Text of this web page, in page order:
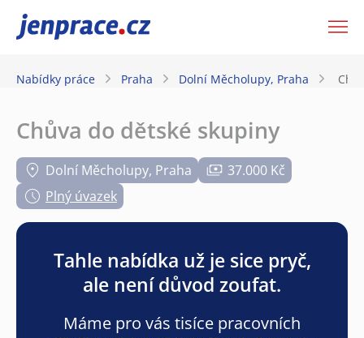
JenPráce.cz
Nabídky práce Praha Dolní Měcholupy, Praha
Chůva do dětské skupiny
Dolní Měcholupy, Praha
37.000 Kč
Plný úvazek
Tahle nabídka už je sice pryč,
ale není důvod zoufat.
Máme pro vás tisíce pracovních